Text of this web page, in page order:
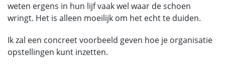
weten ergens in hun lijf vaak wel waar de schoen
wringt. Het is alleen moeilijk om het echt te duiden.
Ik zal een concreet voorbeeld geven hoe je organisatie
opstellingen kunt inzetten.